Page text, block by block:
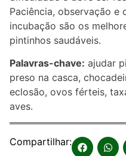
Paciência, observação e
incubação são os
pintinhos saudáveis.
Palavras-chave: ajudar
preso na casca,
eclosão, ovos férteis,
aves.
Compartilhar: